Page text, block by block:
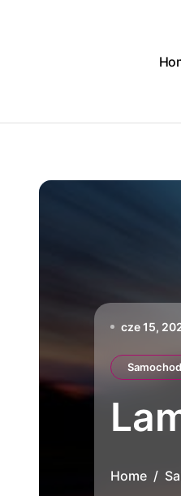
cze 15,
Home